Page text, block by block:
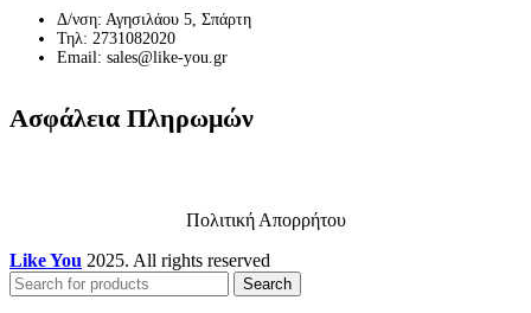
Δ/νση: Αγησιλάου 5, Σπάρτη
Τηλ: 2731082020
Email: sales@like-you.gr
Ασφάλεια Πληρωμών
Πολιτική Απορρήτου
Like You 2025. All rights reserved
Search